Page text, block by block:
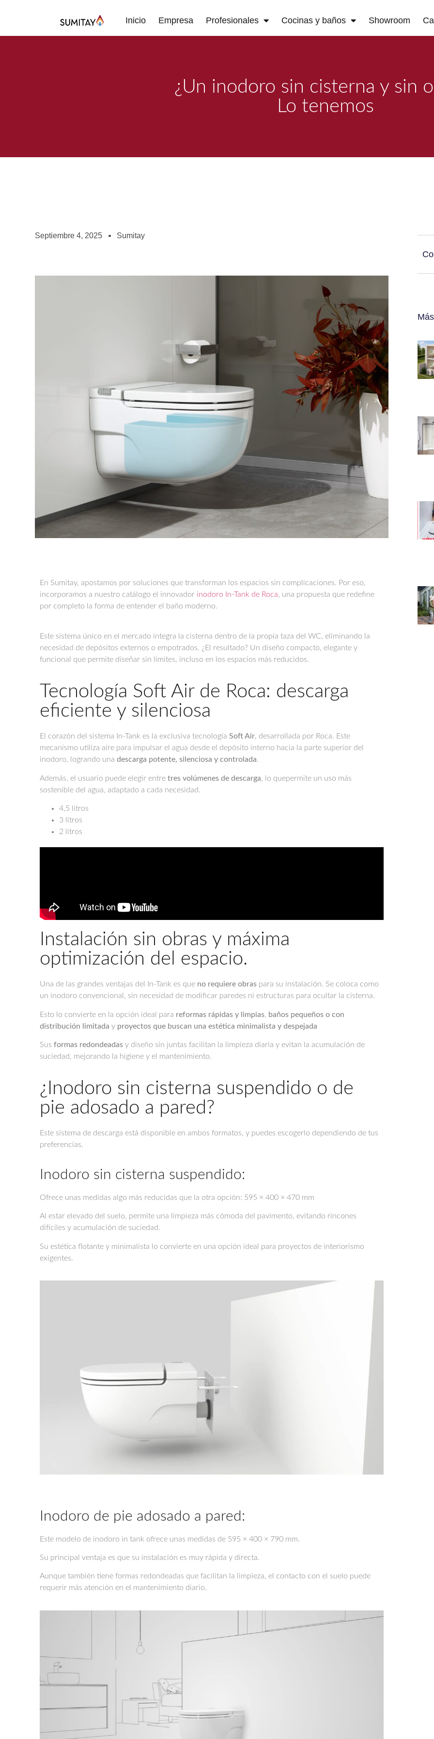
Inicio Empresa Profesionales Cocinas y baños Showroom
¿Un inodoro sin cisterna y sin
Lo tenemos
Septiembre 4, 2025 Sumitay
En Sumitay, apostamos por soluciones que transforman los espacios sin complicaciones. Por eso,
incorporamos a nuestro catálogo el innovador inodoro In-Tank de Roca, una propuesta que redefine
por completo la forma de entender el baño moderno.
Este sistema único en el mercado integra la cisterna dentro de la propia taza del WC, eliminando la
necesidad de depósitos externos o empotrados. ¿El resultado? Un diseño compacto, elegante y
funcional que permite diseñar sin límites, incluso en los espacios más reducidos.
Tecnología Soft Air de Roca: descarga
eficiente y silenciosa
El corazón del sistema In-Tank es la exclusiva tecnología Soft Air, desarrollada por Roca. Este
mecanismo utiliza aire para impulsar el agua desde el depósito interno hacia la parte superior del
inodoro, logrando una descarga potente, silenciosa y controlada.
Además, el usuario puede elegir entre tres volúmenes de descarga, lo quepermite un uso más
sostenible del agua, adaptado a cada necesidad.
4,5 litros
3 litros
2 litros
Instalación sin obras y máxima
optimización del espacio.
Una de las grandes ventajas del In-Tank es que no requiere obras para su instalación. Se coloca como
un inodoro convencional, sin necesidad de modificar paredes ni estructuras para ocultar la cisterna.
Esto lo convierte en la opción ideal para reformas rápidas y limpias, baños pequeños o con
distribución limitada y proyectos que buscan una estética minimalista y despejada
Sus formas redondeadas y diseño sin juntas facilitan la limpieza diaria y evitan la acumulación de
suciedad, mejorando la higiene y el mantenimiento.
¿Inodoro sin cisterna suspendido o de
pie adosado a pared?
Este sistema de descarga está disponible en ambos formatos, y puedes escogerlo dependiendo de tus
preferencias.
Inodoro sin cisterna suspendido:
Ofrece unas medidas algo más reducidas que la otra opción: 595 × 400 × 470 mm
Al estar elevado del suelo, permite una limpieza más cómoda del pavimento, evitando rincones
difíciles y acumulación de suciedad.
Su estética flotante y minimalista lo convierte en una opción ideal para proyectos de interiorismo
exigentes.
Inodoro de pie adosado a pared:
Este modelo de inodoro in tank ofrece unas medidas de 595 × 400 × 790 mm.
Su principal ventaja es que su instalación es muy rápida y directa.
Aunque también tiene formas redondeadas que facilitan la limpieza, el contacto con el suelo puede
requerir más atención en el mantenimiento diario.